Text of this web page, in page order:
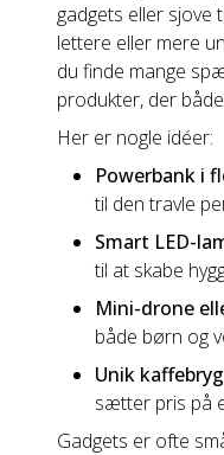
gadgets eller sjove
lettere eller mere
du finde mange
produkter, der
Her er nogle idéer:
Powerbank i
til den travle
Smart LED-
til at skabe
Mini-drone
både børn og
Unik
sætter pris på
Gadgets er ofte